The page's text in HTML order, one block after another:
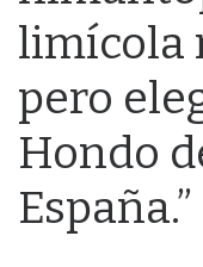
limícola
pero
Hondo
España.”